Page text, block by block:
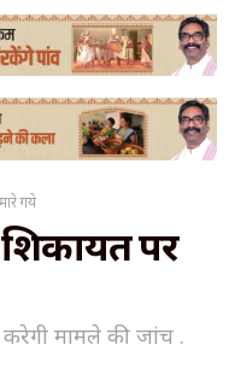
गये
शिकायत पर
मामले की जांच .